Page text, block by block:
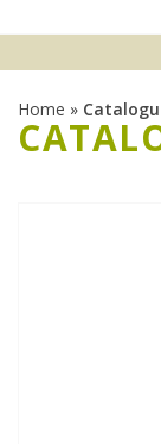
Home »